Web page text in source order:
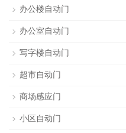
办公楼自动门
办公室自动门
写字楼自动门
超市自动门
商场感应门
小区自动门